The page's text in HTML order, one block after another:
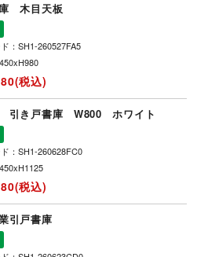
木目天板
：SH1-260527FA5
税込)
引き戸書庫 W800 ホワイト
：SH1-260628FC0
税込)
引戸書庫